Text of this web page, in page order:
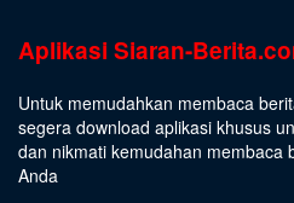
Aplikasi Siaran-
Untuk memudahkan membaca
segera download aplikasi khusus
dan nikmati kemudahan membaca
Anda